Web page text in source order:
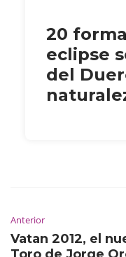
20
eclipse
del
Anterior
Vatan 2012, el